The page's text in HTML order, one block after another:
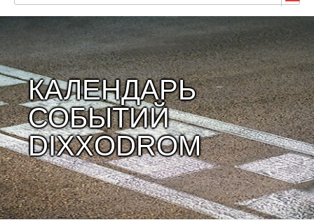
КАЛЕНДАРЬ
СОБЫТИЙ
DIXXODROM